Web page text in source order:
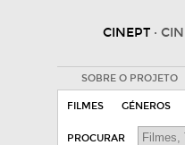
CINEPT ·
SOBRE O PROJETO
FILMES GÉNEROS
PROCURAR